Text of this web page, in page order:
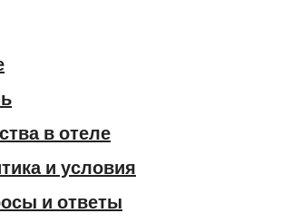
в отеле
и условия
и ответы